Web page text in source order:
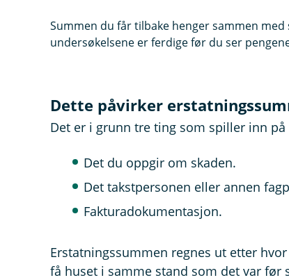
Summen du får tilbake henger sammen
undersøkelsene er ferdige før du ser
Dette påvirker
Det er i grunn tre ting som spiller inn
Det du oppgir om skaden.
Det takstpersonen eller annen
Fakturadokumentasjon.
Erstatningssummen regnes ut etter
få huset i samme stand som det var før